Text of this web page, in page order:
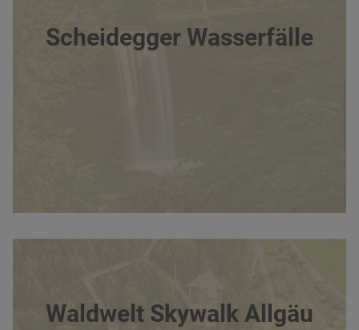
Scheidegger Wasserfälle
Waldwelt Skywalk Allgäu